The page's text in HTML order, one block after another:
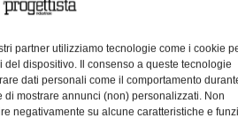
partner utilizziamo tecnologie come i cookie
dispositivo. Il consenso a queste tecnologie
dati personali come il comportamento
mostrare annunci (non) personalizzati. Non
negativamente su alcune caratteristiche e
per i PLC iQ-R di
che garantisce un’efficace
dati a livello di sistema e alle
immediata della causa
la necessità di ripetizioni